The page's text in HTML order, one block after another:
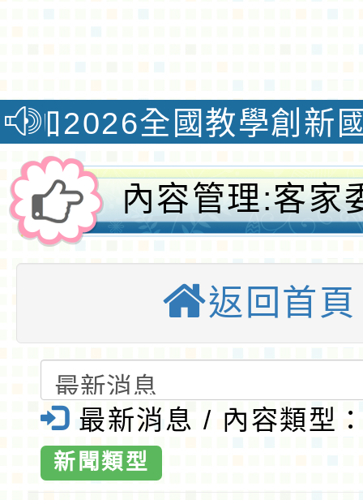
國教學創新國際認
內容管理:客家
令營」-桃園大
球資訊網-桃園
返回首頁
最新消息 / 內容類型
新聞類型